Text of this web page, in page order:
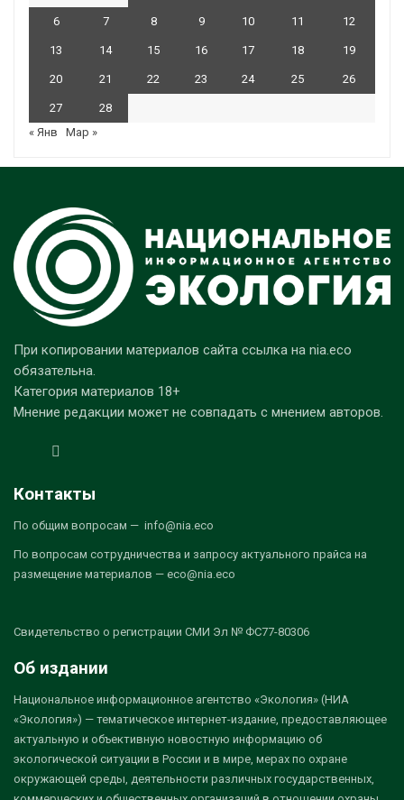
6 7 8 9 10 11 12
13 14 15 16 17 18 19
20 21 22 23 24 25 26
27
28
« Янв
Мар »
При копировании материалов сайта ссылка на nia.eco
обязательна.
Категория материалов 18+
Мнение редакции может не совпадать с мнением авторов.
Контакты
По общим вопросам — info@nia.eco
По вопросам сотрудничества и запросу актуального прайса на
размещение материалов — eco@nia.eco
Свидетельство о регистрации СМИ Эл № ФС77-80306
Об издании
Национальное информационное агентство «Экология» (НИА
«Экология») — тематическое интернет-издание, предоставляющее
актуальную и объективную новостную информацию об
экологической ситуации в России и в мире, мерах по охране
окружающей среды, деятельности различных государственных,